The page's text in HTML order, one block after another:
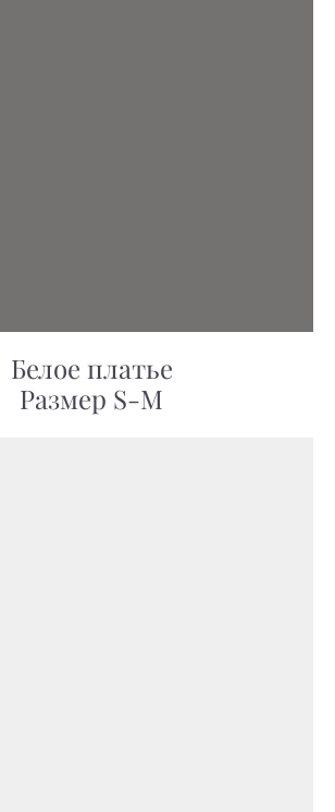
Белое платье
Размер S-M